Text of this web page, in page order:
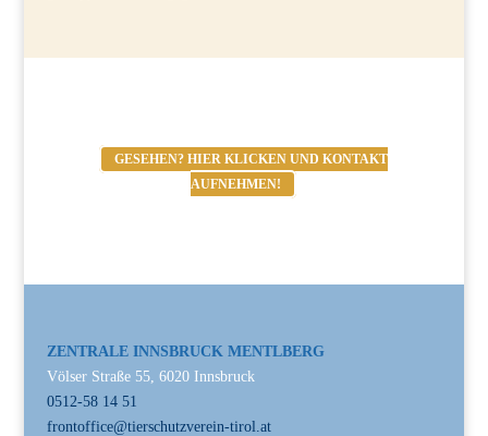
GESEHEN? HIER KLICKEN UND KONTAKT
AUFNEHMEN!
ZENTRALE INNSBRUCK MENTLBERG
Völser Straße 55, 6020 Innsbruck
0512-58 14 51
frontoffice@tierschutzverein-tirol.at